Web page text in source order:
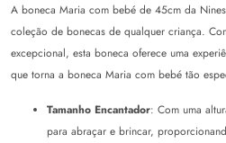
A boneca Maria com bebé de 45cm da
coleção de bonecas de qualquer criança.
excepcional, esta boneca oferece uma
que torna a boneca Maria com bebé tão
Tamanho Encantador: Com uma
para abraçar e brincar,